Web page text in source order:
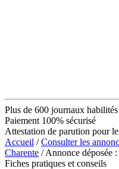
Plus de 600 journaux habilités
Paiement 100% sécurisé
Attestation de parution pour
Accueil /Consulter les
Charente / Annonce
Fiches pratiques et conseils